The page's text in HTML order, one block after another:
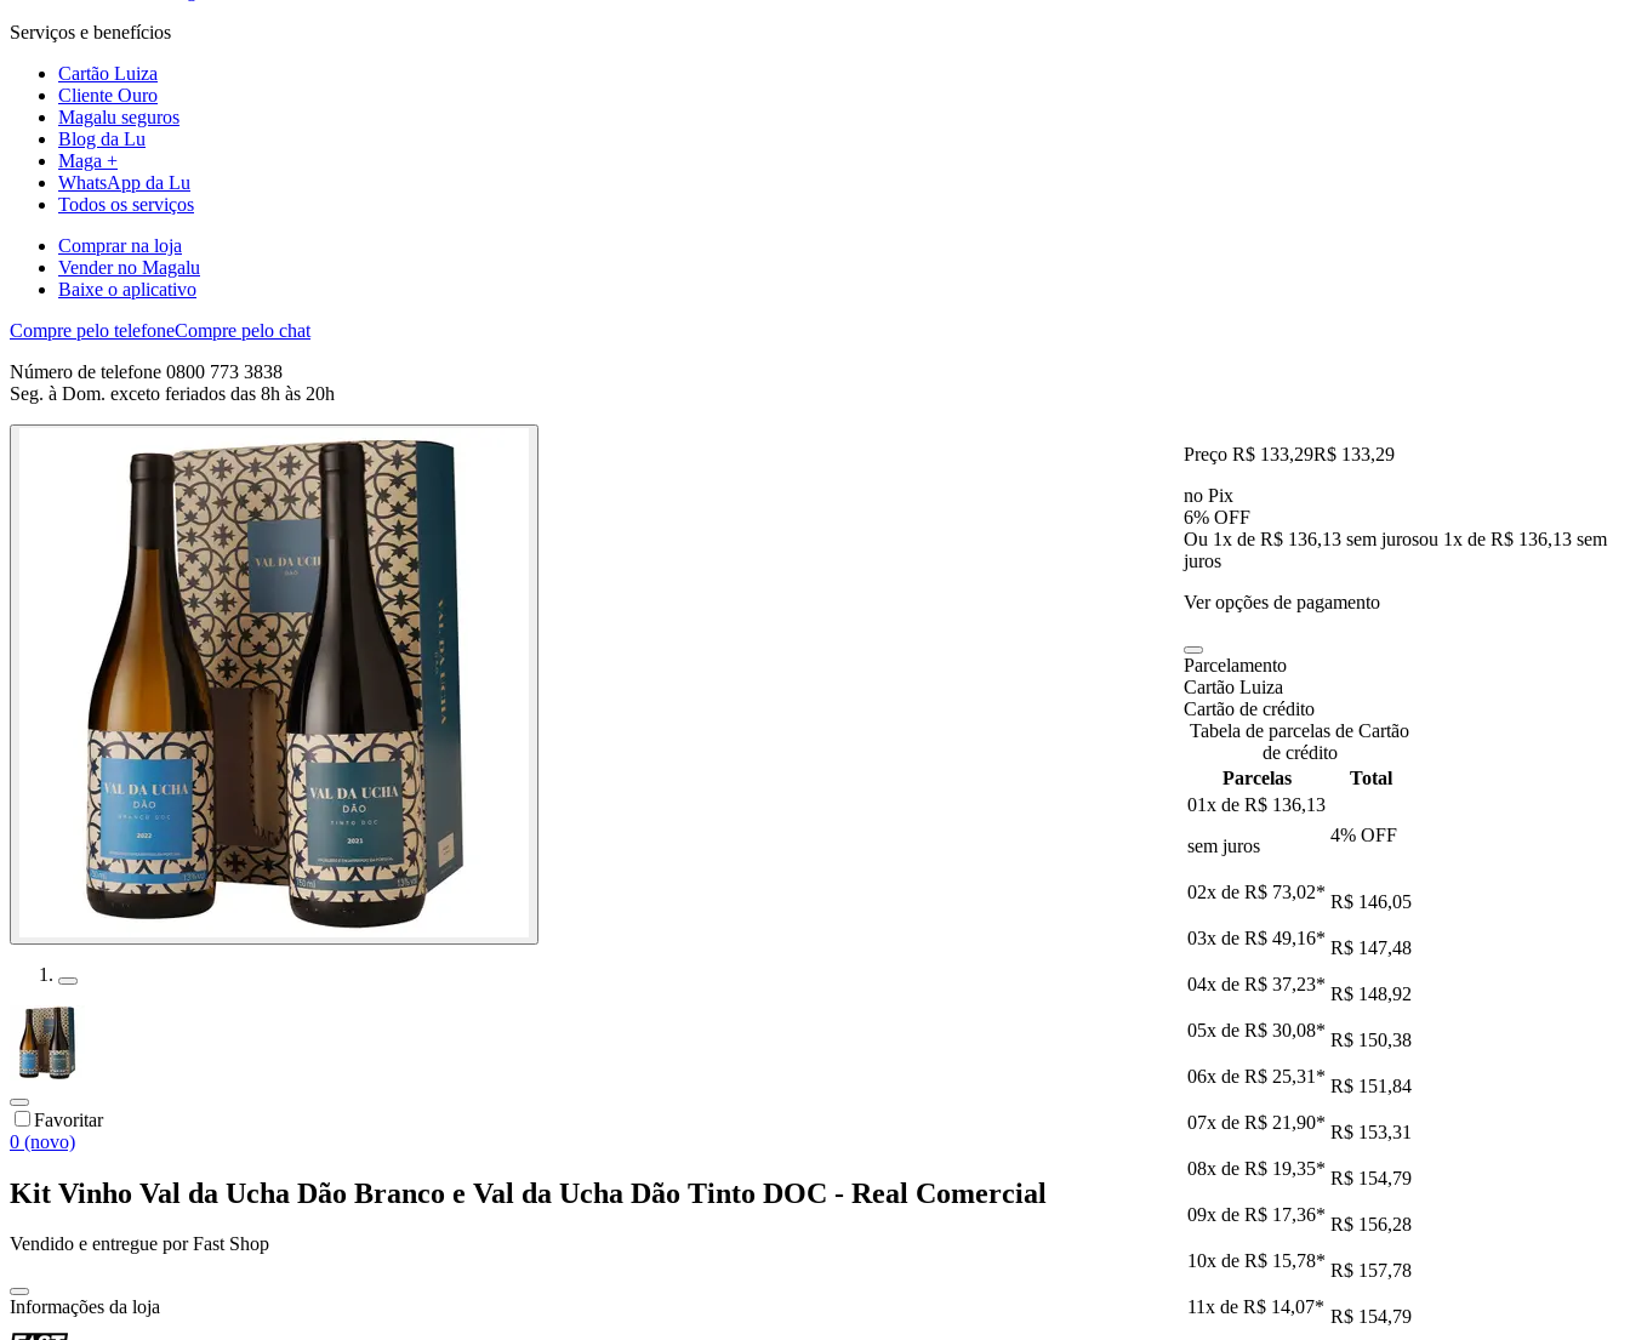
Serviços e benefícios
Cartão Luiza
Cliente Ouro
Magalu seguros
Blog da Lu
Maga +
WhatsApp da Lu
Todos os serviços
Comprar na loja
Vender no Magalu
Baixe o aplicativo
Compre pelo telefoneCompre pelo chat
Número de telefone 0800 773 3838
Seg. à Dom. exceto feriados das 8h às 20h
Favoritar
0 (novo)
Kit Vinho Val da Ucha Dão Branco e Val da Ucha Dão Tinto DOC - Real Comercial
Vendido e entregue por Fast Shop
Informações da loja
Preço R$ 133,29R$ 133,29
no Pix
6% OFF
Ou 1x de R$ 136,13 sem jurosou 1x de R$ 136,13 sem
juros
Ver opções de pagamento
Parcelamento
Cartão Luiza
Cartão de crédito
Tabela de parcelas de Cartão
de crédito
Parcelas
Total
01x de R$ 136,13
sem juros
4% OFF
02x de R$ 73,02* R$ 146,05
03x de R$ 49,16* R$ 147,48
04x de R$ 37,23* R$ 148,92
05x de R$ 30,08* R$ 150,38
06x de R$ 25,31 * R$ 151,84
07x de R$ 21,90* R$ 153,31
08x de R$ 19,35* R$ 154,79
09x de R$ 17,36* R$ 156,28
10x de R$ 15,78* R$ 157,78
11x de R$ 14,07* R$ 154,79